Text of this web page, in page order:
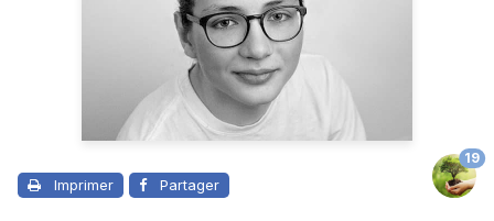
Imprimer Partager
19